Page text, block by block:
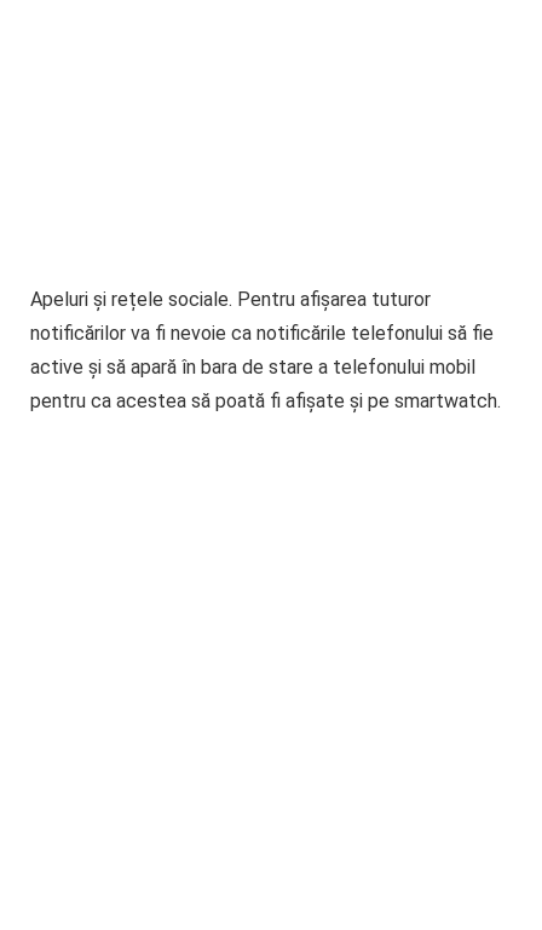
Apeluri și rețele sociale. Pentru afișarea tuturor
notificărilor va fi nevoie ca notificările telefonului să fie
active și să apară în bara de stare a telefonului mobil
pentru ca acestea să poată fi afișate și pe smartwatch.